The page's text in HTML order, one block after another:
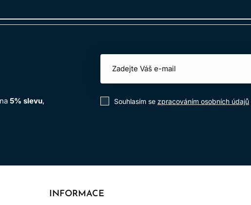
5% slevu,
Souhlasím se zpracováním osobních údajů
INFORMACE